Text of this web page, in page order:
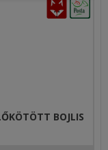
BOJLIS